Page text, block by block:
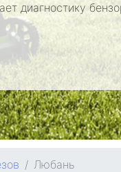
диагностику
Любань